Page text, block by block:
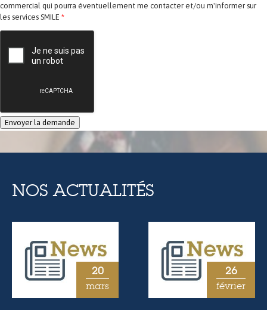
commercial qui pourra éventuellement me contacter et/ou m'informer sur
les services SMILE *
NOS ACTUALITÉS
20
mars
26
février